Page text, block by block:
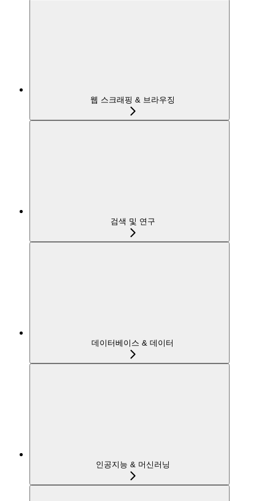
웹 스크래핑 & 브라우징
검색 및 연구
데이터베이스 & 데이터
인공지능 & 머신러닝